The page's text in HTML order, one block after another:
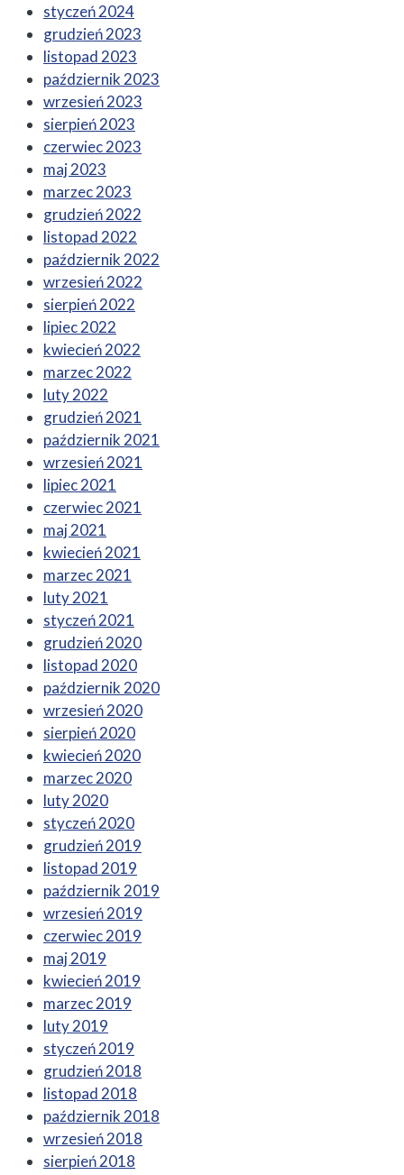
styczeń 2024
grudzień 2023
listopad 2023
październik 2023
wrzesień 2023
sierpień 2023
czerwiec 2023
maj 2023
marzec 2023
grudzień 2022
listopad 2022
październik 2022
wrzesień 2022
sierpień 2022
lipiec 2022
kwiecień 2022
marzec 2022
luty 2022
grudzień 2021
październik 2021
wrzesień 2021
lipiec 2021
czerwiec 2021
maj 2021
kwiecień 2021
marzec 2021
luty 2021
styczeń 2021
grudzień 2020
listopad 2020
październik 2020
wrzesień 2020
sierpień 2020
kwiecień 2020
marzec 2020
luty 2020
styczeń 2020
grudzień 2019
listopad 2019
październik 2019
wrzesień 2019
czerwiec 2019
maj 2019
kwiecień 2019
marzec 2019
luty 2019
styczeń 2019
grudzień 2018
listopad 2018
październik 2018
wrzesień 2018
sierpień 2018